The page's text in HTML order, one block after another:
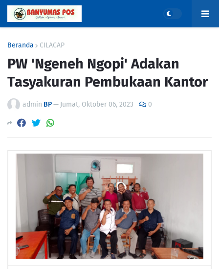
Beranda CILACAP
PW 'Ngeneh Ngopi' Adakan
Tasyakuran Pembukaan Kantor
admin BP— Jumat, Oktober 06, 2023 0